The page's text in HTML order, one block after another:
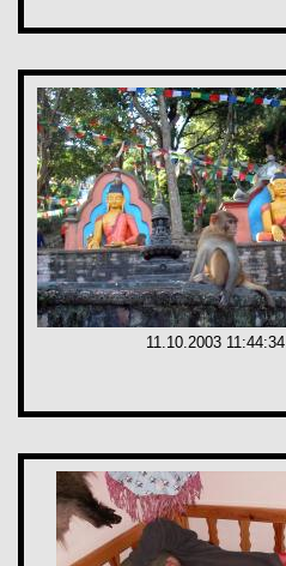
11.10.2003 11:44:34